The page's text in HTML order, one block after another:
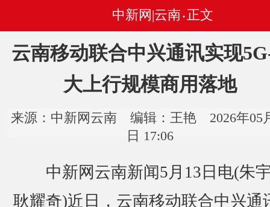
中新网|云南 • 正文
云南移动联合中兴通讯实现
大上行规模商用落地
来源：中新网云南 编辑：王艳 2026年05
日 17:06
中新网云南新闻5月13日电(朱
耿耀奇)近日，云南移动联合中兴通